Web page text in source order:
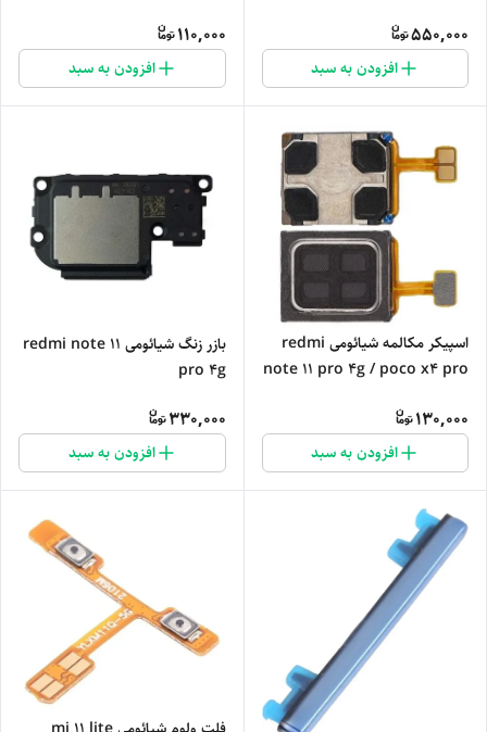
550,000
افزودن به سبد
110,000
افزودن به سبد
اسپیکر مکالمه شیائومی redmi
note 11 pro 4g / poco x4 pro
130,000
افزودن به سبد
بازر زنگ شیائومی redmi note 11
pro 4g
330,000
افزودن به سبد